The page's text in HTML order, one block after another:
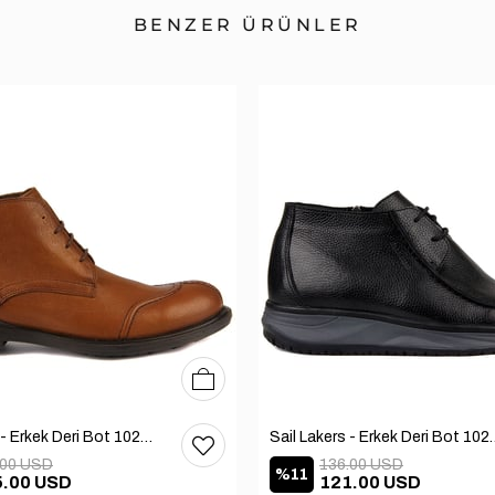
BENZER ÜRÜNLER
Sail Lakers - Erkek Deri Bot 102-1599-1458
USD
USD
40
Sail Lakers -
%11 121.00 USD
136.00 USD